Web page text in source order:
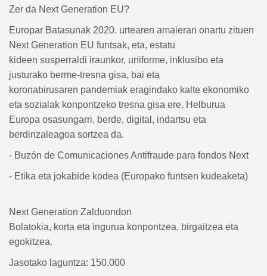
Zer da Next Generation EU?
Europar Batasunak 2020. urtearen amaieran onartu zituen
Next Generation EU funtsak, eta, estatu
kideen susperraldi iraunkor, uniforme, inklusibo eta
justurako berme-tresna gisa, bai eta
koronabirusaren pandemiak eragindako kalte ekonomiko
eta sozialak konpontzeko tresna gisa ere. Helburua
Europa osasungarri, berde, digital, indartsu eta
berdinzaleagoa sortzea da.
- Buzón de Comunicaciones Antifraude para fondos Next
- Etika eta jokabide kodea (Europako funtsen kudeaketa)
Next Generation Zalduondon
Bolatokia, korta eta ingurua konpontzea, birgaitzea eta
egokitzea.
Jasotako laguntza: 150.000